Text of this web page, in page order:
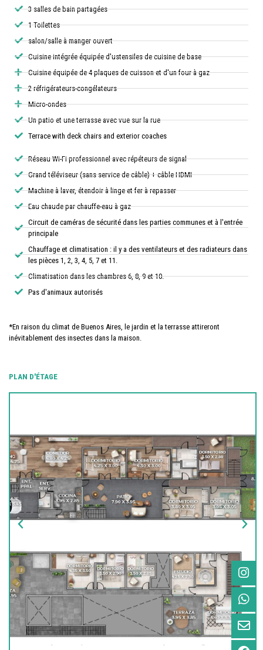
3 salles de bain partagées
1 Toilettes
salon/salle à manger ouvert
Cuisine intégrée équipée d'ustensiles de cuisine de base
Cuisine équipée de 4 plaques de cuisson et d'un four à gaz
2 réfrigérateurs-congélateurs
Micro-ondes
Un patio et une terrasse avec vue sur la rue
Terrace with deck chairs and exterior coaches
Réseau Wi-Fi professionnel avec répéteurs de signal
Grand téléviseur (sans service de câble) + câble HDMI
Machine à laver, étendoir à linge et fer à repasser
Eau chaude par chauffe-eau à gaz
Circuit de caméras de sécurité dans les parties communes et à l'entrée
principale
Chauffage et climatisation : il y a des ventilateurs et des radiateurs dans
les pièces 1, 2, 3, 4, 5, 7 et 11.
Climatisation dans les chambres 6, 8, 9 et 10.
Pas d'animaux autorisés
*En raison du climat de Buenos Aires, le jardin et la terrasse attireront
inévitablement des insectes dans la maison.
PLAN D'ÉTAGE​